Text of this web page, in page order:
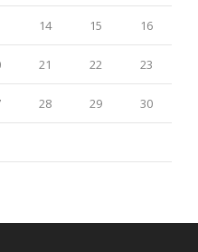
14 15 16
21 22 23
28 29 30